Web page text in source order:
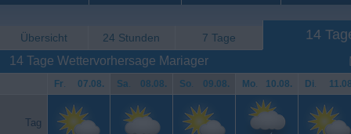
Übersicht 24 Stunden 7 Tage 14
14 Tage Wettervorhersage Mariager
Fr. 07.08. Sa. 08.08. So. 09.08. Mo. 10.08. Di.
Tag